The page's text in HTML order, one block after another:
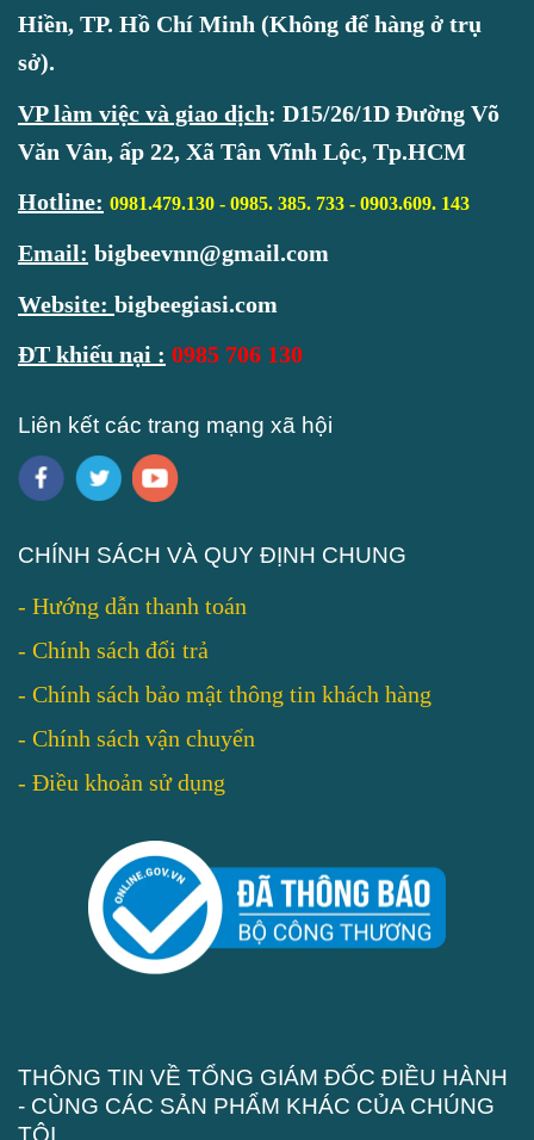
Hiền, TP. Hồ Chí Minh (Không để hàng ở trụ
sở).
VP làm việc và giao dịch: D15/26/1D Đường Võ
Văn Vân, ấp 22, Xã Tân Vĩnh Lộc, Tp.HCM
Hotline: 0981.479.130 - 0985. 385. 733 - 0903.609. 143
Email: bigbeevnn@gmail.com
Website: bigbeegiasi.com
ĐT khiếu nại : 0985 706 130
Liên kết các trang mạng xã hội
CHÍNH SÁCH VÀ QUY ĐỊNH CHUNG
- Hướng dẫn thanh toán
- Chính sách đổi trả
- Chính sách bảo mật thông tin khách hàng
- Chính sách vận chuyển
- Điều khoản sử dụng
THÔNG TIN VỀ TỔNG GIÁM ĐỐC ĐIỀU HÀNH
- CÙNG CÁC SẢN PHẨM KHÁC CỦA CHÚNG
TÔI